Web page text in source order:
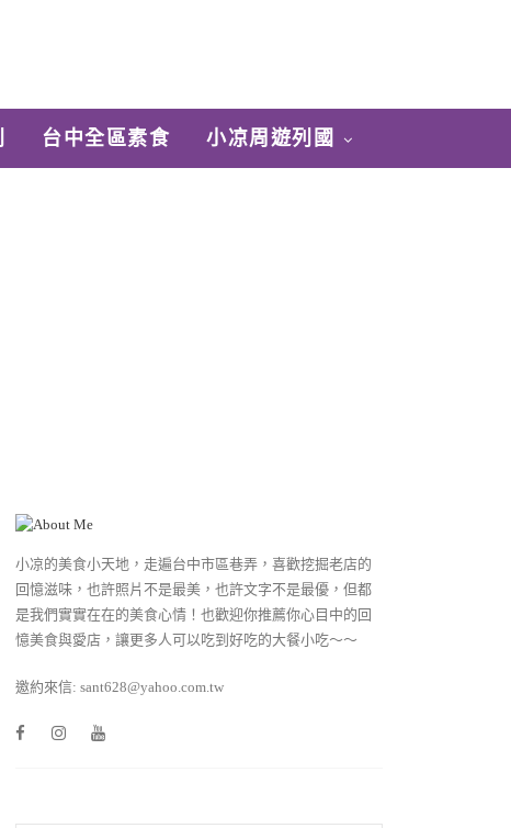
台中全區素食 小凉周遊列國
小凉的美食小天地，走遍台中市區巷弄，喜歡挖掘老店的
回憶滋味，也許照片不是最美，也許文字不是最優，但都
是我們實實在在的美食心情！也歡迎你推薦你心目中的回
憶美食與愛店，讓更多人可以吃到好吃的大餐小吃～～
邀約來信: sant628@yahoo.com.tw